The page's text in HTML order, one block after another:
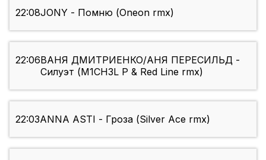
22:08JONY - Помню (Oneon rmx)
22:06ВАНЯ ДМИТРИЕНКО/АНЯ ПЕРЕСИЛЬД -
Силуэт (M1CH3L P & Red Line rmx)
22:03ANNA ASTI - Гроза (Silver Ace rmx)